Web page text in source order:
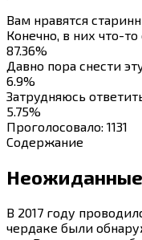
Вам нравятся
Конечно, в них что-
87.36%
Давно пора снести
6.9%
Затрудняюсь
5.75%
Проголосовало: 1131
Содержание
В 2017 году
чердаке были